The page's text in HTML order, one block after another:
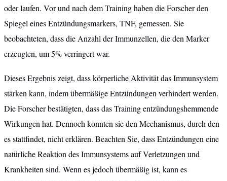
oder laufen. Vor und nach dem Training haben die Forscher den
Spiegel eines Entzündungsmarkers, TNF, gemessen. Sie
beobachteten, dass die Anzahl der Immunzellen, die den Marker
erzeugten, um 5% verringert war.
Dieses Ergebnis zeigt, dass körperliche Aktivität das Immunsystem
stärken kann, indem übermäßige Entzündungen verhindert werden.
Die Forscher bestätigten, dass das Training entzündungshemmende
Wirkungen hat. Dennoch konnten sie den Mechanismus, durch den
es stattfindet, nicht erklären. Beachten Sie, dass Entzündungen eine
natürliche Reaktion des Immunsystems auf Verletzungen und
Krankheiten sind. Wenn es jedoch übermäßig ist, kann es